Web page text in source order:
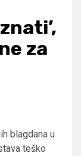
za
blagdana u
teško